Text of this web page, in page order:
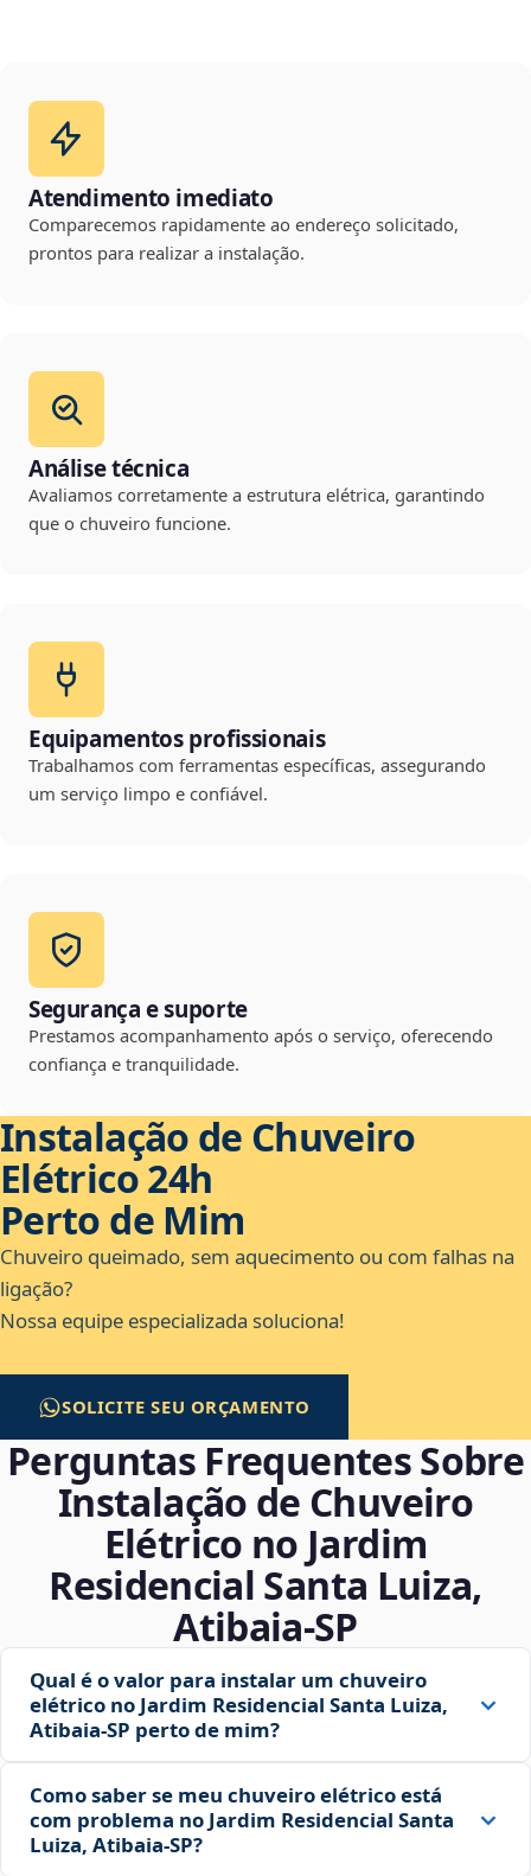
Atendimento imediato
Comparecemos rapidamente ao endereço solicitado,
prontos para realizar a instalação.
Análise técnica
Avaliamos corretamente a estrutura elétrica, garantindo
que o chuveiro funcione.
Equipamentos profissionais
Trabalhamos com ferramentas específicas, assegurando
um serviço limpo e confiável.
Segurança e suporte
Prestamos acompanhamento após o serviço, oferecendo
confiança e tranquilidade.
Instalação de Chuveiro
Elétrico 24h
Perto de Mim
Chuveiro queimado, sem aquecimento ou com falhas na
ligação?
Nossa equipe especializada soluciona!
SOLICITE SEU ORÇAMENTO
Perguntas Frequentes Sobre
Instalação de Chuveiro
Elétrico no Jardim
Residencial Santa Luiza,
Atibaia‑SP
Qual é o valor para instalar um chuveiro
elétrico no Jardim Residencial Santa Luiza,
Atibaia‑SP perto de mim?
Como saber se meu chuveiro elétrico está
com problema no Jardim Residencial Santa
Luiza, Atibaia‑SP?